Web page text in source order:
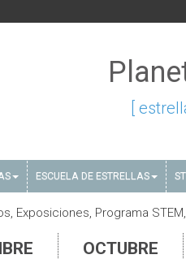
[
ESCUELA DE ESTRELLAS
Exposiciones, Programa
OCTUBRE